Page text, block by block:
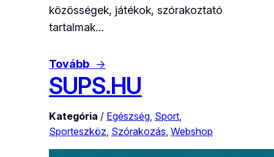
közösségek, játékok, szórakoztató
tartalmak…
Tovább →
SUPS.HU
Kategória / Egészség Sport
Sporteszköz Szórakozás Webshop